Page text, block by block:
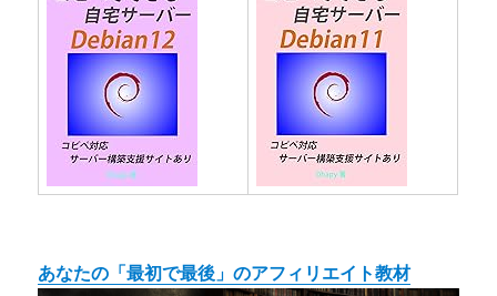
あなたの「最初で最後」のアフィリエイト教材